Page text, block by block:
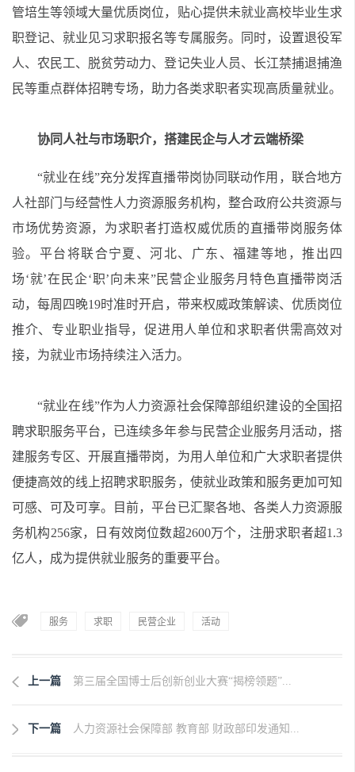
管培生等领域大量优质岗位，贴心提供未就业高校毕业生求
职登记、就业见习求职报名等专属服务。 同时，设置退役军
人、农民工、脱贫劳动力、登记失业人员、 长江禁捕退捕渔
民等重点群体招聘专场，助力各类求职者实现高质量就业。
协同人社与市场职介，搭建民企与人才云端桥梁
“就业在线”充分发挥直播带岗协同联动作用， 联合地方
人社部门与经营性人力资源服务机构，整合政府公共资源与
市场优势资源，为求职者打造权威优质的直播带岗服务体
验。 平台将联合宁夏、河北、广东、 福建等地，推出四
场‘就’在民企‘职’向未来”民营企业服务月特色直播带岗活
动，每周四晚19时准时开启 ，带来权威政策解读、优质岗位
推介、专业职业指导，促进用人单位和求职者供需高效对
接，为就业市场持续注入活力。
“就业在线”作为人力资源社会保障部组织建设的全国招
聘求职服务平台，已连续多年参与民营企业服务月活动，搭
建服务专区、开展直播带岗，为用人单位和广大求职者提供
便捷高效的线上招聘求职服务，使就业政策和服务更加可知
可感、可及可享。目前，平台已汇聚各地、各类人力资源服
务机构256家，日有效岗位数超2600万个，注册求职者超1.3
亿人，成为提供就业服务的重要平台。
服务 求职 民营企业 活动
上一篇 第三届全国博士后创新创业大赛“揭榜领题”...
下一篇 人力资源社会保障部 教育部 财政部印发通知...